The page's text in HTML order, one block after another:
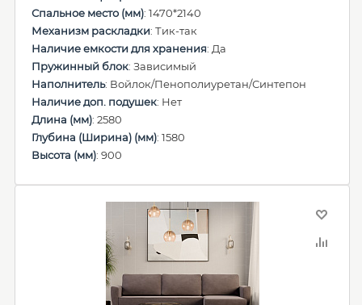
Спальное место (мм): 1470*2140
Механизм раскладки: Тик-так
Наличие емкости для хранения: Да
Пружинный блок: Зависимый
Наполнитель: Войлок/Пенополиуретан/Синтепон
Наличие доп. подушек: Нет
Длина (мм): 2580
Глубина (Ширина) (мм): 1580
Высота (мм): 900